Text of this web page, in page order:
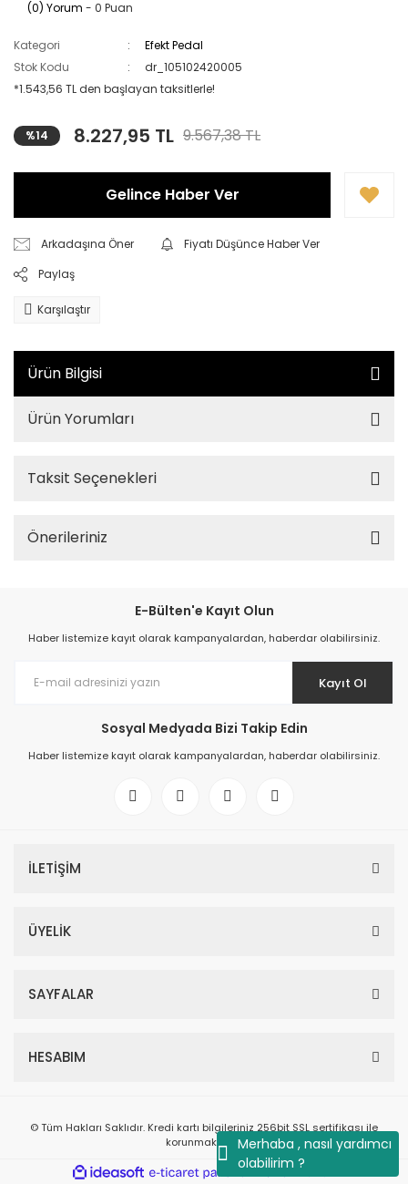
Merhaba , nasıl yardımcı
olabilirim ?
(0) Yorum - 0 Puan
Kategori
Efekt Pedal
Stok Kodu
dr_105102420005
*1.543,56 TL den başlayan taksitlerle!
%14 8.227,95 TL 9.567,38 TL
Gelince Haber Ver
Arkadaşına Öner
Fiyatı Düşünce Haber Ver
Paylaş
Karşılaştır
Ürün Bilgisi
Ürün Yorumları
Taksit Seçenekleri
Önerileriniz
E-Bülten'e Kayıt Olun
Haber listemize kayıt olarak kampanyalardan, haberdar olabilirsiniz.
Kayıt Ol
Sosyal Medyada Bizi Takip Edin
Haber listemize kayıt olarak kampanyalardan, haberdar olabilirsiniz.
İLETİŞİM
ÜYELİK
SAYFALAR
HESABIM
© Tüm Hakları Saklıdır. Kredi kartı bilgileriniz 256bit SSL sertifikası ile
korunmaktadır.
ideasoft